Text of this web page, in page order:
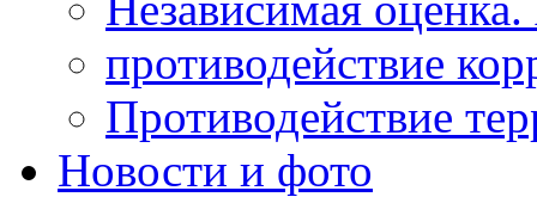
противодействие
Противодействие
Новости и фото